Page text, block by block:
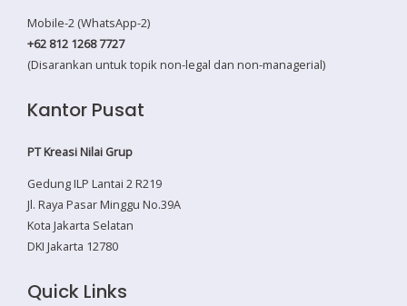
Mobile-2 (WhatsApp-2)
+62 812 1268 7727
(Disarankan untuk topik non-legal dan non-managerial)
Kantor Pusat
PT Kreasi Nilai Grup
Gedung ILP Lantai 2 R219
Jl. Raya Pasar Minggu No.39A
Kota Jakarta Selatan
DKI Jakarta 12780
Quick Links